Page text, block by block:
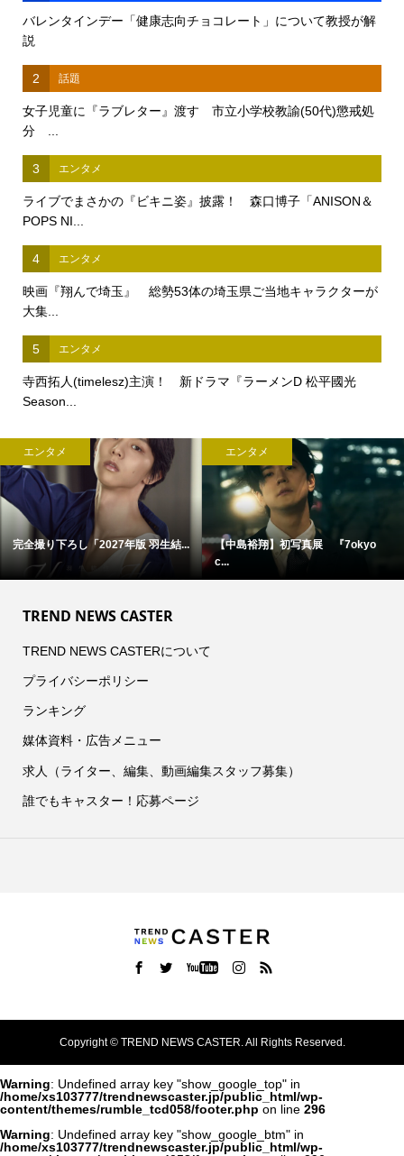
バレンタインデー「健康志向チョコレート」について教授が解
説
2 話題
女子児童に『ラブレター』渡す 市立小学校教諭(50代)懲戒処
分 ...
3 エンタメ
ライブでまさかの『ビキニ姿』披露！ 森口博子「ANISON＆
POPS NI...
4 エンタメ
映画『翔んで埼玉』 総勢53体の埼玉県ご当地キャラクターが
大集...
5 エンタメ
寺西拓人(timelesz)主演！ 新ドラマ『ラーメンD 松平國光
Season...
エンタメ
菊池風磨(timelesz)出演！
【NEC...
エンタメ
髙橋海人(King & Prince)来場...
TREND NEWS CASTER
TREND NEWS CASTERについて
プライバシーポリシー
ランキング
媒体資料・広告メニュー
求人（ライター、編集、動画編集スタッフ募集）
誰でもキャスター！応募ページ
Copyright ©TREND NEWS CASTER. All Rights Reserved.
Warning: Undefined array key "show_google_top" in
/home/xs103777/trendnewscaster.jp/public_html/wp-
content/themes/rumble_tcd058/footer.php on line 296
Warning: Undefined array key "show_google_btm" in
/home/xs103777/trendnewscaster.jp/public_html/wp-